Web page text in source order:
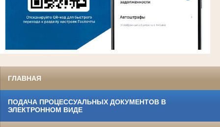
ГЛАВНАЯ
ПОДАЧА ПРОЦЕССУАЛЬНЫХ ДОКУМЕНТОВ В
ЭЛЕКТРОННОМ ВИДЕ